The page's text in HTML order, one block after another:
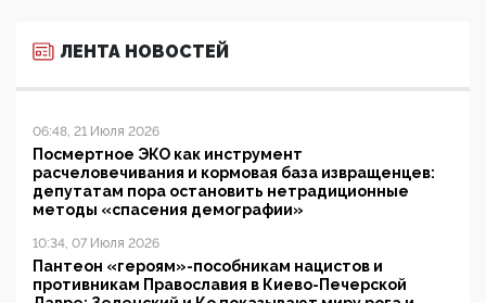
ЛЕНТА НОВОСТЕЙ
06:48, 21 Июля 2026
Посмертное ЭКО как инструмент
расчеловечивания и кормовая база извращенцев:
депутатам пора остановить нетрадиционные
методы «спасения демографии»
10:34, 07 Июля 2026
Пантеон «героям»-пособникам нацистов и
противникам Православия в Киево-Печерской